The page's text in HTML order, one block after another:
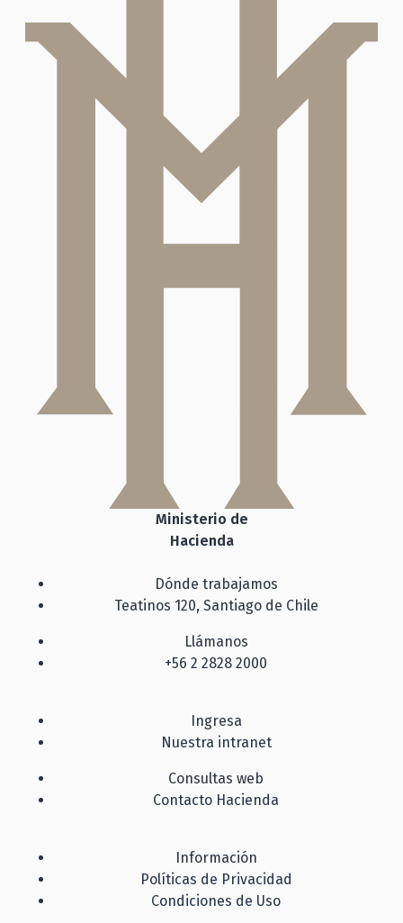
Ministerio de
Hacienda
Dónde trabajamos
Teatinos 120, Santiago de Chile
Llámanos
+56 2 2828 2000
Ingresa
Nuestra intranet
Consultas web
Contacto Hacienda
Información
Políticas de Privacidad
Condiciones de Uso